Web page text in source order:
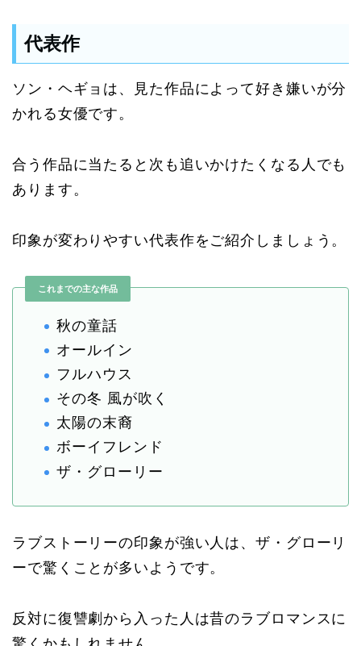
代表作
ソン・ヘギョは、見た作品によって好き嫌いが分
かれる女優です。
合う作品に当たると次も追いかけたくなる人でも
あります。
印象が変わりやすい代表作をご紹介しましょう。
これまでの主な作品
秋の童話
オールイン
フルハウス
その冬 風が吹く
太陽の末裔
ボーイフレンド
ザ・グローリー
ラブストーリーの印象が強い人は、ザ・グローリ
ーで驚くことが多いようです。
反対に復讐劇から入った人は昔のラブロマンスに